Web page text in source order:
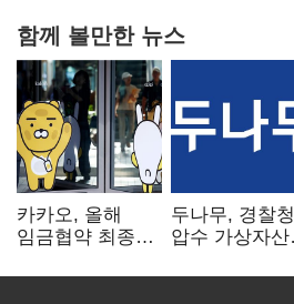
함께 볼만한 뉴스
카카오, 올해
임금협약 최종
인상·격려금
두나무, 경찰청
압수 가상자산
커스터디 사업